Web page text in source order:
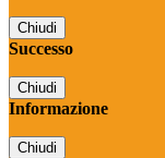
Chiudi
Successo
Chiudi
Informazione
Chiudi